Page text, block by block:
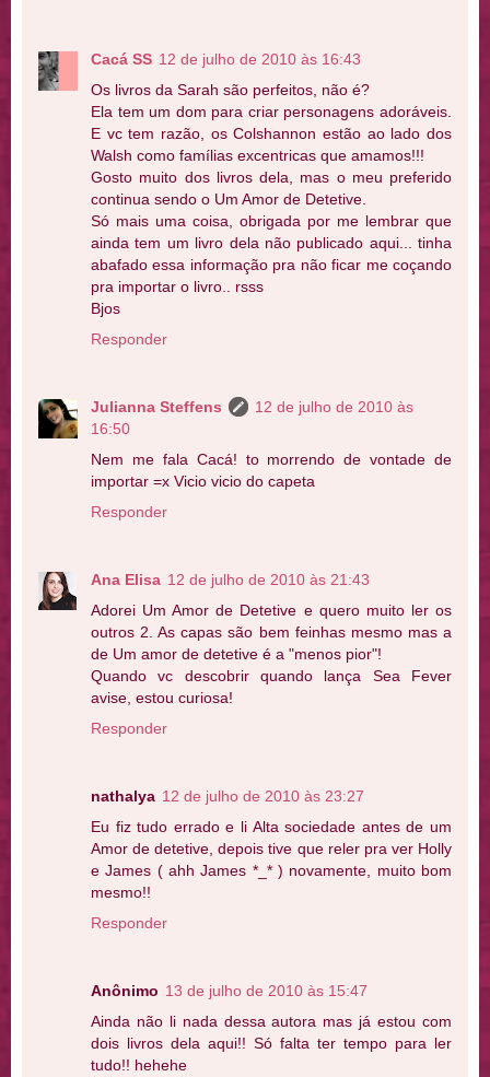
Cacá SS 12 de julho de 2010 às 16:43
Os livros da Sarah são perfeitos, não é?
Ela tem um dom para criar personagens adoráveis.
E vc tem razão, os Colshannon estão ao lado dos
Walsh como famílias excentricas que amamos!!!
Gosto muito dos livros dela, mas o meu preferido
continua sendo o Um Amor de Detetive.
Só mais uma coisa, obrigada por me lembrar que
ainda tem um livro dela não publicado aqui... tinha
abafado essa informação pra não ficar me coçando
pra importar o livro.. rsss
Bjos
Responder
Julianna Steffens
12 de julho de 2010 às
16:50
Nem me fala Cacá! to morrendo de vontade de
importar =x Vicio vicio do capeta
Responder
Ana Elisa 12 de julho de 2010 às 21:43
Adorei Um Amor de Detetive e quero muito ler os
outros 2. As capas são bem feinhas mesmo mas a
de Um amor de detetive é a "menos pior"!
Quando vc descobrir quando lança Sea Fever
avise, estou curiosa!
Responder
nathalya 12 de julho de 2010 às 23:27
Eu fiz tudo errado e li Alta sociedade antes de um
Amor de detetive, depois tive que reler pra ver Holly
e James ( ahh James *_* ) novamente, muito bom
mesmo!!
Responder
Anônimo 13 de julho de 2010 às 15:47
Ainda não li nada dessa autora mas já estou com
dois livros dela aqui!! Só falta ter tempo para ler
tudo!! hehehe